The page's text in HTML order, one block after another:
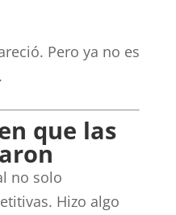
Pero ya no es
que las
no solo
Hizo algo